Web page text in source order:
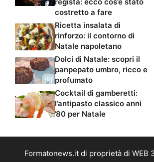
costretto a fare
Ricetta insalata di
rinforzo: il contorno di
Natale napoletano
Dolci di Natale: scopri il
panpepato umbro, ricco e
profumato
Cocktail di gamberetti:
l’antipasto classico anni
’80 per Natale
Formatonews.it di proprietà di WEB